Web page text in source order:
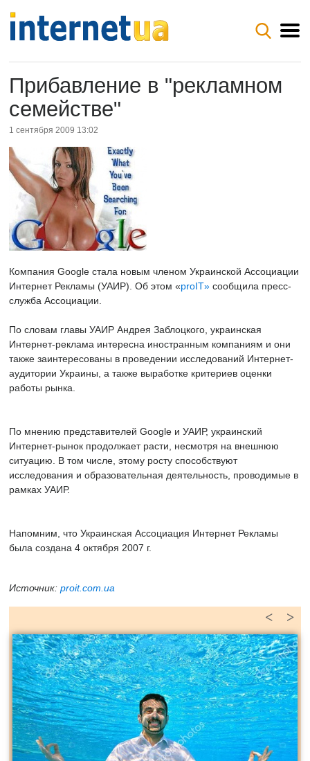
Прибавление в "рекламном
семействе"
1 сентября 2009 13:02
Компания Google стала новым членом Украинской Ассоциации
Интернет Рекламы (УАИР). Об этом «proIT» сообщила пресс-
служба Ассоциации.
По словам главы УАИР Андрея Заблоцкого, украинская
Интернет-реклама интересна иностранным компаниям и они
также заинтересованы в проведении исследований Интернет-
аудитории Украины, а также выработке критериев оценки
работы рынка.
По мнению представителей Google и УАИР, украинский
Интернет-рынок продолжает расти, несмотря на внешнюю
ситуацию. В том числе, этому росту способствуют
исследования и образовательная деятельность, проводимые в
рамках УАИР.
Напомним, что Украинская Ассоциация Интернет Рекламы
была создана 4 октября 2007 г.
Источник: proit.com.ua
>
<